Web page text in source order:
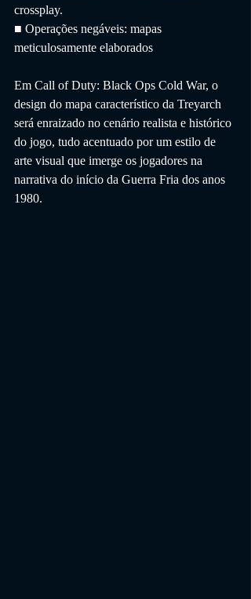
crossplay.
■ Operações negáveis: mapas
meticulosamente elaborados
Em Call of Duty: Black Ops Cold War, o
design do mapa característico da Treyarch
será enraizado no cenário realista e histórico
do jogo, tudo acentuado por um estilo de
arte visual que imerge os jogadores na
narrativa do início da Guerra Fria dos anos
1980.